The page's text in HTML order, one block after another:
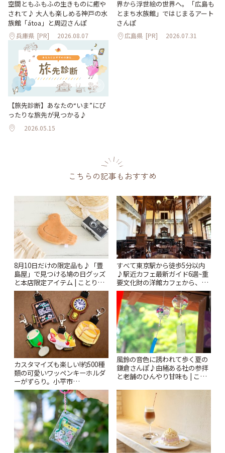
空間ともふもふの生きものに癒や
されて♪ 大人も楽しめる神戸の水
族館「átoa」と周辺さんぽ
兵庫県 [PR] 2026.08.07
界から浮世絵の世界へ。「広島も
とまち水族館」ではじまるアート
さんぽ
広島県 [PR] 2026.07.31
【旅先診断】あなたの“いま”にぴ
ったりな旅先が見つかる♪
2026.05.15
こちらの記事もおすすめ
8月10日だけの限定品も♪「豊
島屋」で見つける鳩の日グッズ
と本店限定アイテム | ことりっ
ぷ
すべて東京駅から徒歩5分以内
♪駅近カフェ最新ガイド6選~重
要文化財の洋館カフェから、改
札すぐのレトロ喫茶まで~ | こと
りっぷ
カスタマイズも楽しい!約500種
類の可愛いワッペンキーホルダ
ーがずらり。小平市
「Kimamaya T&K」 | ことりっ
ぷ
風鈴の音色に誘われて歩く夏の
鎌倉さんぽ♪由緒ある社の参拝
と老舗のひんやり甘味も | こと